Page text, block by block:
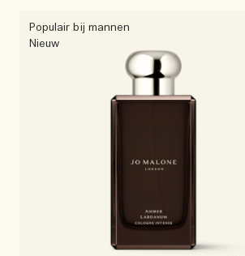
Populair bij mannen
Nieuw